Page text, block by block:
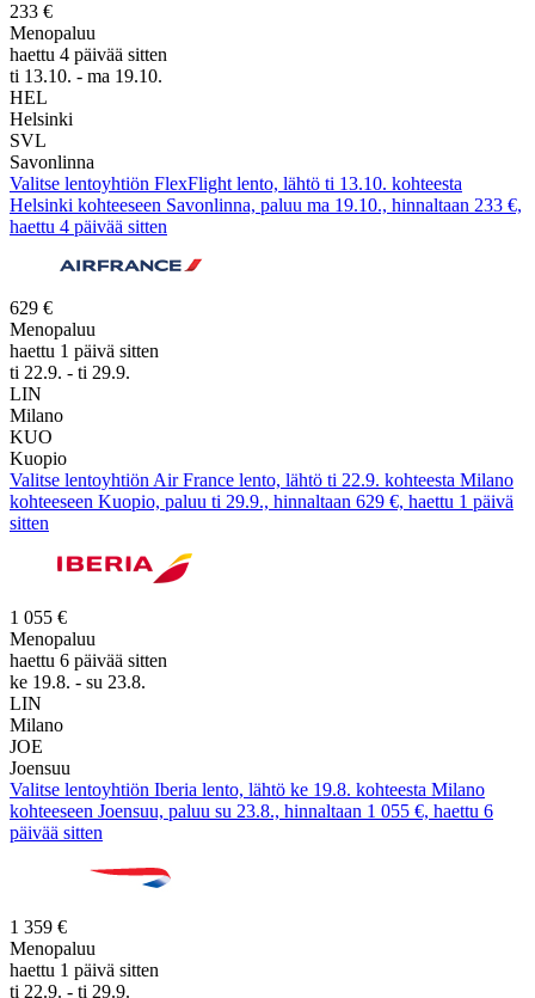
233 €
Menopaluu
haettu 4 päivää sitten
ti 13.10. - ma 19.10.
HEL
Helsinki
SVL
Savonlinna
Valitse lentoyhtiön FlexFlight lento, lähtö ti 13.10. kohteesta
Helsinki kohteeseen Savonlinna, paluu ma 19.10., hinnaltaan 233 €,
haettu 4 päivää sitten
629 €
Menopaluu
haettu 1 päivä sitten
ti 22.9. - ti 29.9.
LIN
Milano
KUO
Kuopio
Valitse lentoyhtiön Air France lento, lähtö ti 22.9. kohteesta Milano
kohteeseen Kuopio, paluu ti 29.9., hinnaltaan 629 €, haettu 1 päivä
sitten
1 055 €
Menopaluu
haettu 6 päivää sitten
ke 19.8. - su 23.8.
LIN
Milano
JOE
Joensuu
Valitse lentoyhtiön Iberia lento, lähtö ke 19.8. kohteesta Milano
kohteeseen Joensuu, paluu su 23.8., hinnaltaan 1 055 €, haettu 6
päivää sitten
1 359 €
Menopaluu
haettu 1 päivä sitten
ti 22.9. - ti 29.9.